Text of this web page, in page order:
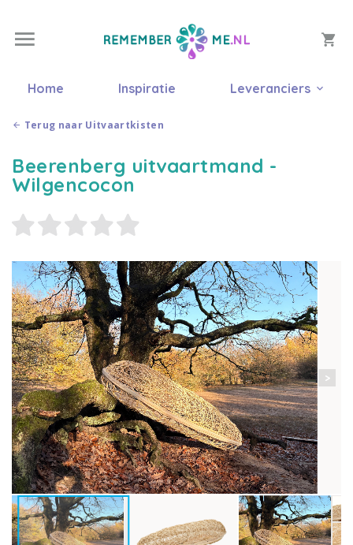
Home Inspiratie Leveranciers
Terug naar Uitvaartkisten
Beerenberg uitvaartmand -
Wilgencocon